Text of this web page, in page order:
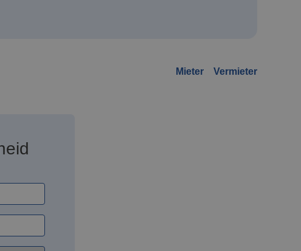
Mieter Vermieter